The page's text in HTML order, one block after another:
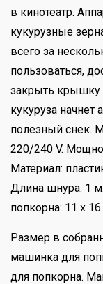
в кинотеатр.
кукурузные
всего за
пользоваться,
закрыть крышку
кукуруза начнет
полезный снек.
220/240 V.
Материал:
Длина шнура: 1
попкорна: 11 х
Размер в
машинка для
для попкорна.